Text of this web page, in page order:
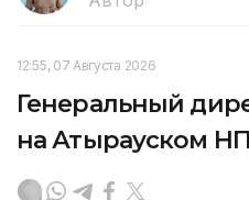
12:55, 07 Августа 2026
Генеральный
на Атырауском